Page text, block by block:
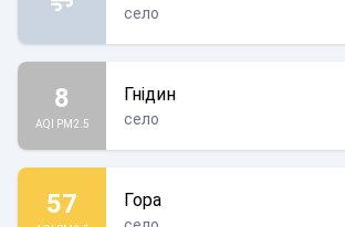
село
8
AQI PM2.5
Гнідин
село
57 Гора